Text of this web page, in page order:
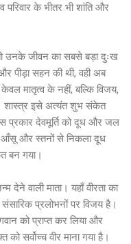
परिवार के भीतर भी शांति और
उनके जीवन का सबसे बड़ा दुःख
पीड़ा सहन की थी, वही अब
मातृत्व के नहीं, बल्कि विजय,
शास्त्र इसे अत्यंत शुभ संकेत
प्रकार देवमूर्ति को दूध और जल
आँसू और स्तनों से निकला दूध
बन गया।
देने वाली माता। यहाँ वीरता का
प्रलोभनों पर विजय है।
को प्राप्त कर लिया और
सर्वोच्च वीर माना गया है।